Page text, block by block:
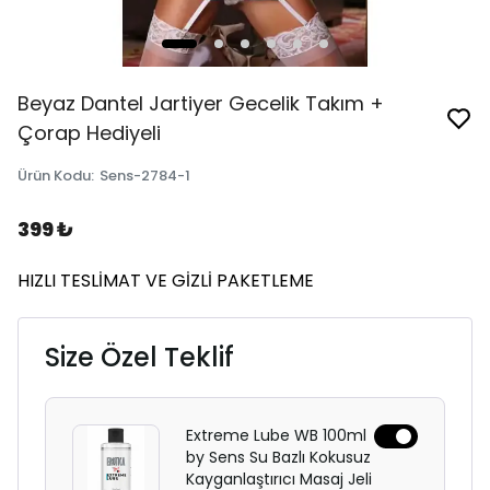
Beyaz Dantel Jartiyer Gecelik Takım +
Çorap Hediyeli
Ürün Kodu: Sens-2784-1
399 ₺
HIZLI TESLİMAT VE GİZLİ PAKETLEME
Size Özel Teklif
Extreme Lube WB 100ml
by Sens Su Bazlı Kokusuz
Kayganlaştırıcı Masaj Jeli